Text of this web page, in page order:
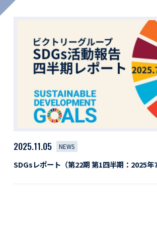
活動レポート
採用情報
社員紹介
社員イン
育休取得者インタビュー
採用エントリー
Social link
2025.11.05 NEWS
SDGsレポート（第22期 第1四半期：2025年